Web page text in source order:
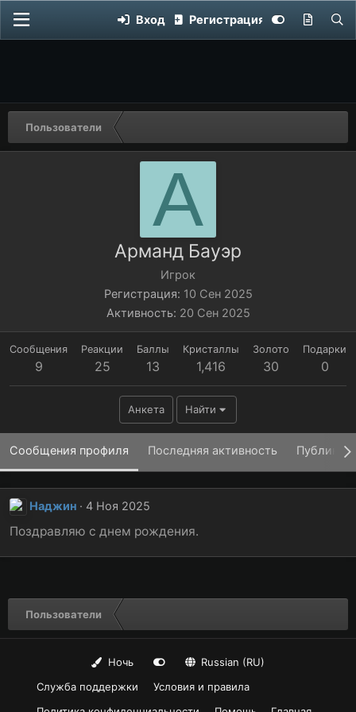
Вход Регистрация
Пользователи
А
Арманд Бауэр
Игрок
Регистрация 10 Сен 2025
Активность 20 Сен 2025
Сообщения
9
Реакции
25
Баллы
13
Кристаллы
1,416
Золото
30
Подарки
0
Анкета Найти
Сообщения профиля Последняя активность
Наджин 4 Ноя 2025
Поздравляю с днем рождения.
Пользователи
Ночь
Russian (RU)
Служба поддержки
Условия и правила